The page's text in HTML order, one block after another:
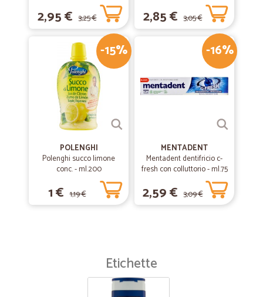
2,95 € 3,25 € 2,85 € 3,05 €
-15%
POLENGHI
Polenghi succo limone
conc. - ml.200
1 € 1,19 €
-16%
MENTADENT
Mentadent dentifricio c-
fresh con colluttorio - ml.75
2,59 € 3,09 €
Etichette